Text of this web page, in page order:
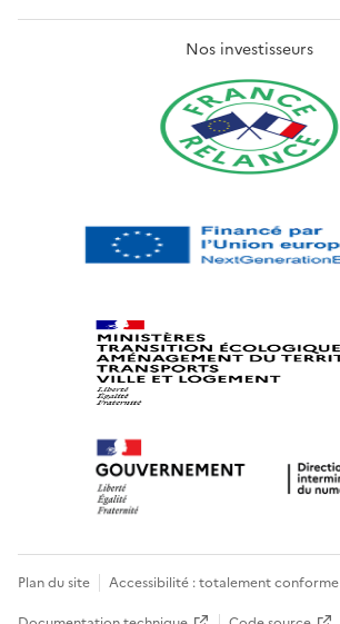
Nos investisseurs
Plan du site Accessibilité : totalement conforme